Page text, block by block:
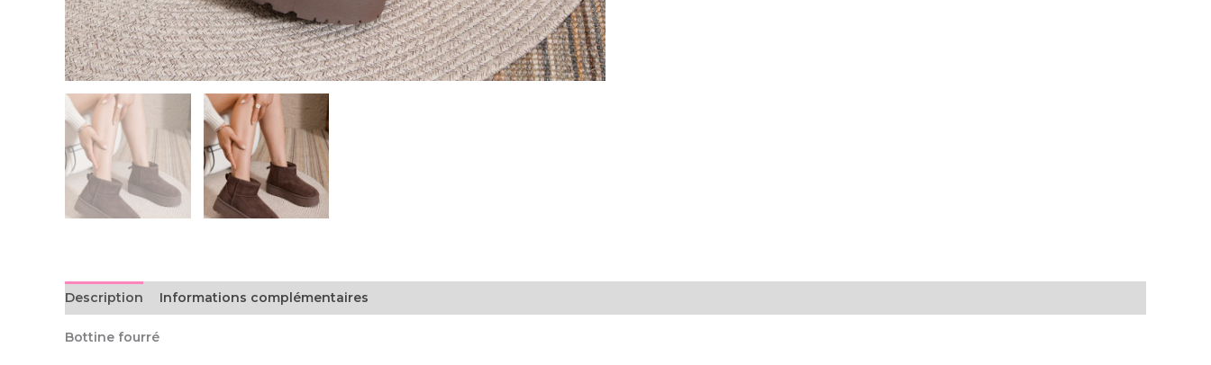
Description Informations complémentaires
Bottine fourré